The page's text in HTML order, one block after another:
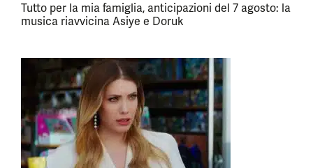
Tutto per la mia famiglia, anticipazioni del 7 agosto: la
musica riavvicina Asiye e Doruk